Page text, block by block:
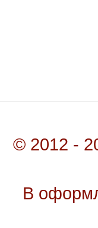
© 2012 -
В